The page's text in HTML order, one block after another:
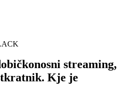
streaming,
Kje je